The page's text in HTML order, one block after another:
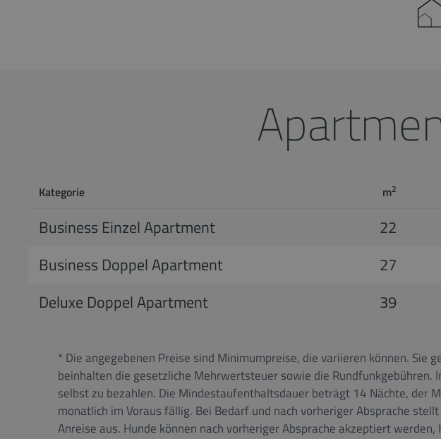
Kategorie m2
Business Einzel Apartment 22
Business Doppel Apartment
27
Deluxe Doppel Apartment
39
* Die angegebenen Preise sind Minimumpreise, die variieren können. Sie
beinhalten die gesetzliche Mehrwertsteuer sowie die
selbst zu bezahlen. Die Mindestaufenthaltsdauer beträgt 14 Nächte, der
monatlich im Voraus fällig. Bei Bedarf und nach vorheriger Absprache
Anreise aus. Hunde können nach vorheriger Absprache akzeptiert